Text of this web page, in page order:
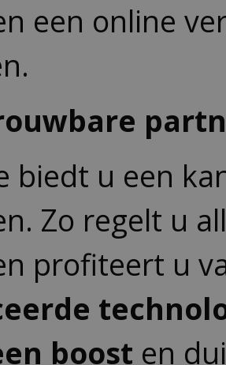
een online
biedt u een
Zo regelt u
profiteert u
boost en